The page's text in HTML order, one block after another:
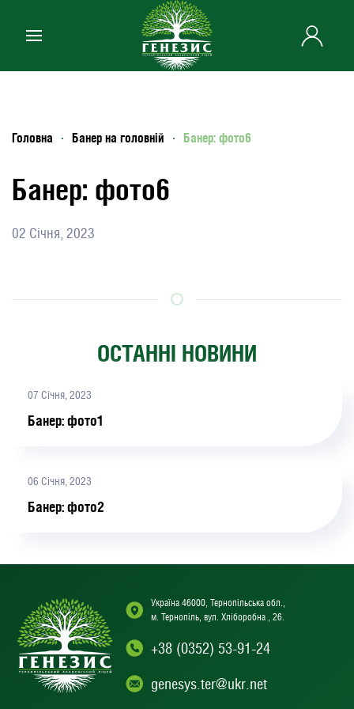
Skip to main content
Головна Банер на головній Банер: фото6
Банер: фото6
02 Січня, 2023
ОСТАННІ НОВИНИ
07 Січня, 2023
Банер: фото1
06 Січня, 2023
Банер: фото2
Україна 46000, Тернопільська обл.,
м. Тернопіль, вул. Хліборобна , 26.
+38 (0352) 53-91-24
genesys.ter@ukr.net